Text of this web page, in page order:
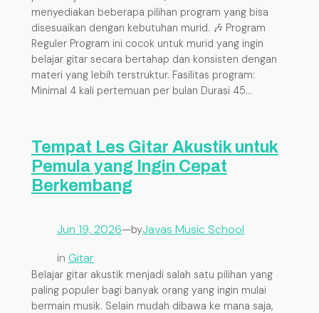
menyediakan beberapa pilihan program yang bisa
disesuaikan dengan kebutuhan murid. 🎶 Program
Reguler Program ini cocok untuk murid yang ingin
belajar gitar secara bertahap dan konsisten dengan
materi yang lebih terstruktur. Fasilitas program:
Minimal 4 kali pertemuan per bulan Durasi 45…
Tempat Les Gitar Akustik untuk
Pemula yang Ingin Cepat
Berkembang
Jun 19, 2026—byJavas Music School
in Gitar
Belajar gitar akustik menjadi salah satu pilihan yang
paling populer bagi banyak orang yang ingin mulai
bermain musik. Selain mudah dibawa ke mana saja,